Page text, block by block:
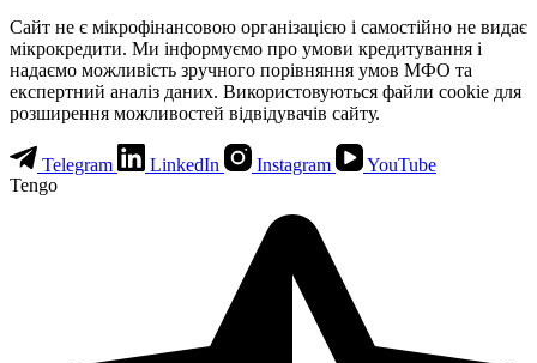
Сайт не є мікрофінансовою організацією і самостійно не видає
мікрокредити. Ми інформуємо про умови кредитування і
надаємо можливість зручного порівняння умов МФО та
експертний аналіз даних. Використовуються файли cookie для
розширення можливостей відвідувачів сайту.
Telegram LinkedIn Instagram
YouTube
Tengo